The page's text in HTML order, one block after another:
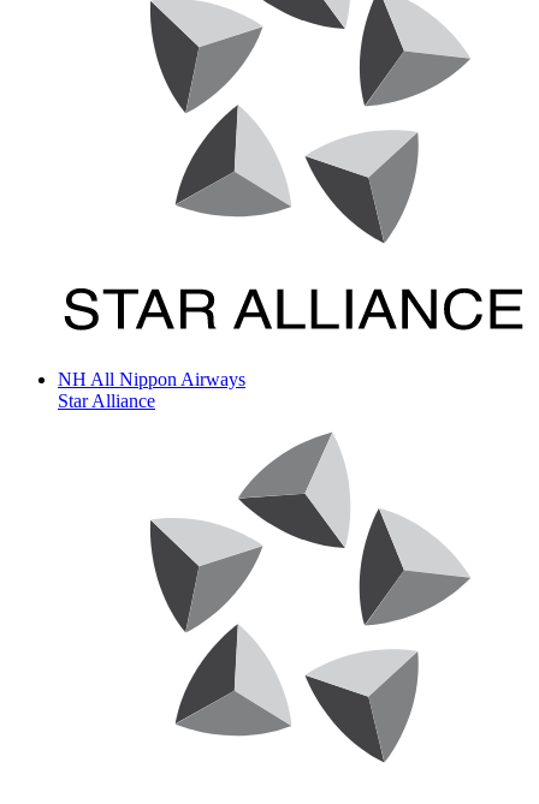
NH All Nippon Airways
Star Alliance